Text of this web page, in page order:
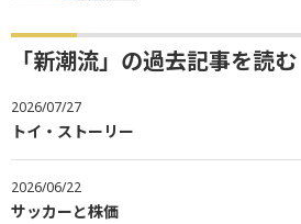
「新潮流」の過去記事を読む
2026/07/27
トイ・ストーリー
2026/06/22
サッカーと株価